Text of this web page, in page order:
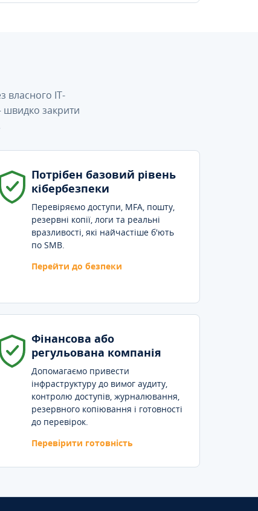
власного IT-
швидко закрити
Потрібен базовий рівень
кібербезпеки
Перевіряємо доступи, MFA, пошту,
резервні копії, логи та реальні
вразливості, які найчастіше б'ють
по SMB.
Перейти до безпеки
Фінансова або
регульована компанія
Допомагаємо привести
інфраструктуру до вимог аудиту,
контролю доступів, журналювання,
резервного копіювання і готовності
до перевірок.
Перевірити готовність